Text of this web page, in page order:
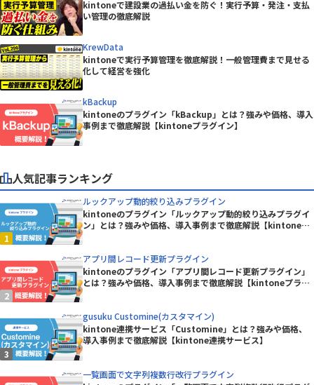
kintoneで建設業の過払い金を防ぐ！実行予算・発注・支払
い管理の徹底解説
KrewData
kintoneで実行予算管理を徹底解説！一般管理費まで見せる
化して経営を強化
kBackup
kintoneのプラグイン「kBackup」とは？強みや価格、導入
事例まで徹底解説【kintoneプラグイン】
人気記事ランキング
ルックアップ動的絞り込みプラグイン
kintoneのプラグイン「ルックアップ動的絞り込みプラグイ
ン」とは？強みや価格、導入事例まで徹底解説【kintoneプ
アプリ間レコード更新プラグイン
kintoneのプラグイン「アプリ間レコード更新プラグイン」
とは？強みや価格、導入事例まで徹底解説【kintoneプラグ
gusuku Customine(カスタマイン)
kintone連携サービス「Customine」とは？強みや価格、
導入事例まで徹底解説【kintone連携サービス】
一覧画面で文字列複数行改行プラグイン